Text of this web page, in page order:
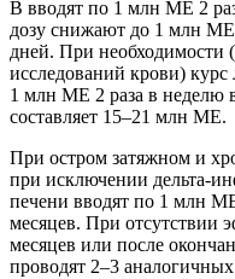
В вводят по 1 млн ME 2
дозу снижают до 1 млн
дней. При необходимости
исследований крови)
1 млн ME 2 раза в неделю
составляет 15–21 млн ME.
При остром затяжном и
при исключении дельта-
печени вводят по 1 млн
месяцев. При отсутствии
месяцев или после
проводят 2–3